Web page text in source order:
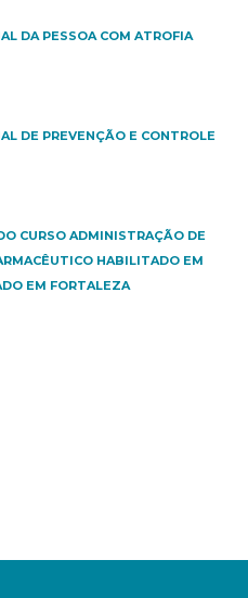
DA PESSOA COM ATROFIA
DE PREVENÇÃO E CONTROLE
CURSO ADMINISTRAÇÃO DE
HABILITADO EM
EM FORTALEZA